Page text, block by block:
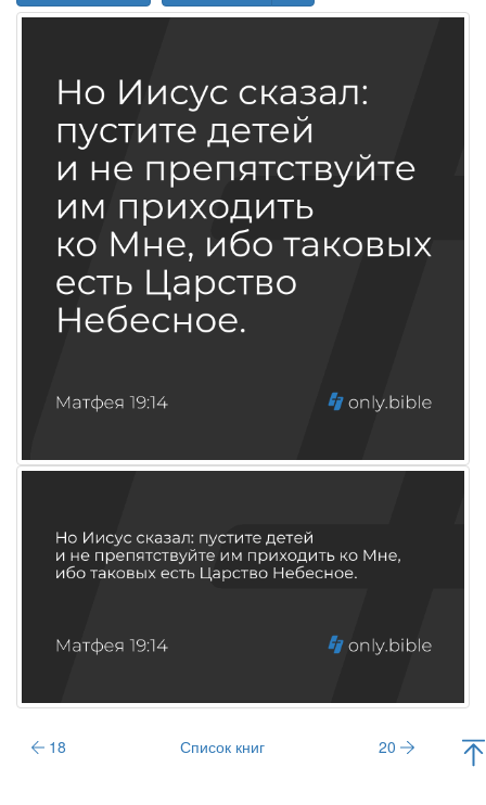
18 Список книг 20